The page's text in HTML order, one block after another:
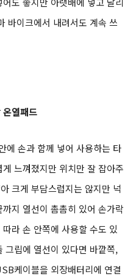
바이크에서 내려서도 계속 쓰
온열패드
에 손과 함께 넣어 사용하는 타
느껴졌지만 위치만 잘 잡아주
크게 부담스럽지는 않지만 넉
지 열선이 촘촘히 있어 손가락
라 손 안쪽에 사용할 수도 있
그립에 열선이 있다면 바깥쪽,
케이블을 외장배터리에 연결